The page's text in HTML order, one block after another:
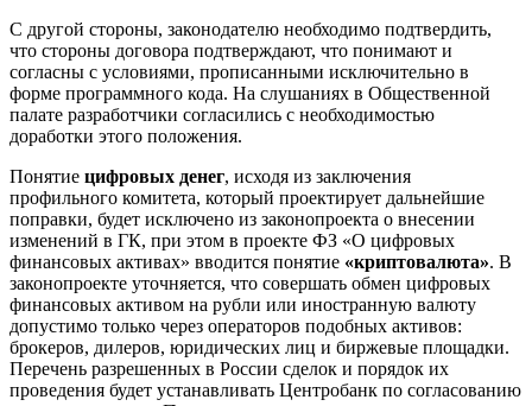
С другой стороны, законодателю необходимо подтвердить,
что стороны договора подтверждают, что понимают и
согласны с условиями, прописанными исключительно в
форме программного кода. На слушаниях в Общественной
палате разработчики согласились с необходимостью
доработки этого положения.
Понятие цифровых денег, исходя из заключения
профильного комитета, который проектирует дальнейшие
поправки, будет исключено из законопроекта о внесении
изменений в ГК, при этом в проекте ФЗ «О цифровых
финансовых активах» вводится понятие «криптовалюта». В
законопроекте уточняется, что совершать обмен цифровых
финансовых активом на рубли или иностранную валюту
допустимо только через операторов подобных активов:
брокеров, дилеров, юридических лиц и биржевые площадки.
Перечень разрешенных в России сделок и порядок их
проведения будет устанавливать Центробанк по согласованию